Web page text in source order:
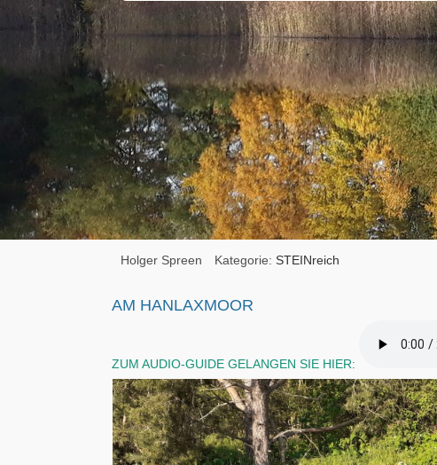
Holger Spreen Kategorie: STEINreich
AM HANLAXMOOR
ZUM AUDIO-GUIDE GELANGEN SIE HIER: